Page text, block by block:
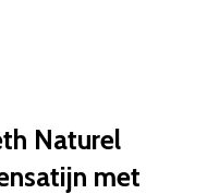
Naturel
met